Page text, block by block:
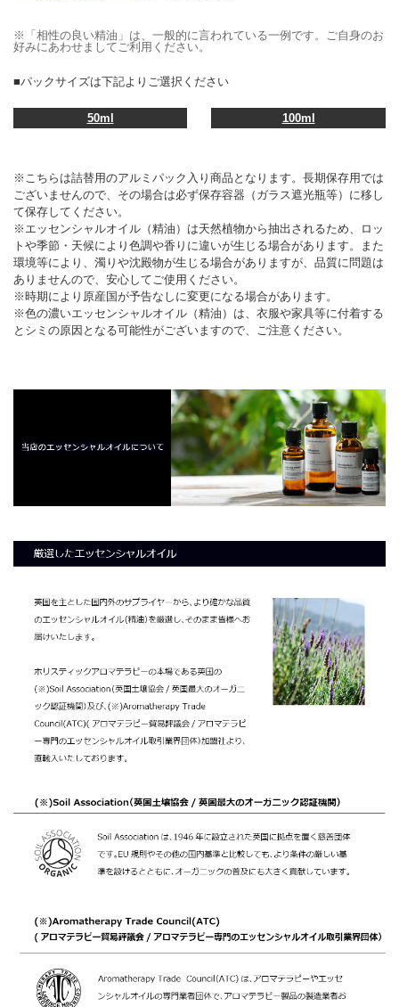
※「相性の良い精油」は、一般的に言われている一例です。ご自身のお
好みにあわせましてご利用ください。
■パックサイズは下記よりご選択ください
50ml 100ml
※こちらは詰替用のアルミパック入り商品となります。長期保存用では
ございませんので、その場合は必ず保存容器（ガラス遮光瓶等）に移し
て保存してください。
※エッセンシャルオイル（精油）は天然植物から抽出されるため、ロッ
トや季節・天候により色調や香りに違いが生じる場合があります。また
環境等により、濁りや沈殿物が生じる場合がありますが、品質に問題は
ありませんので、安心してご使用ください。
※時期により原産国が予告なしに変更になる場合があります。
※色の濃いエッセンシャルオイル（精油）は、衣服や家具等に付着する
とシミの原因となる可能性がございますので、ご注意ください。